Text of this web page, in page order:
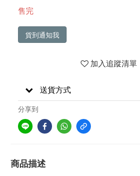
售完
貨到通知我
加入追蹤清單
送貨方式
分享到
商品描述